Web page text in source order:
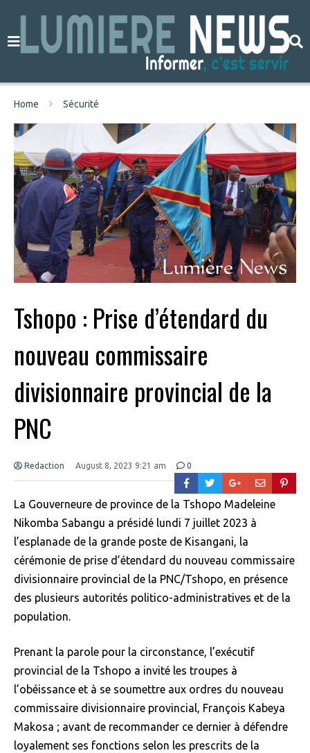
Home Sécurité
Tshopo : Prise d’étendard du
nouveau commissaire
divisionnaire provincial de la
PNC
Redaction August 8, 2023 9:21 am 0
La Gouverneure de province de la Tshopo Madeleine
Nikomba Sabangu a présidé lundi 7 juillet 2023 à
l’esplanade de la grande poste de Kisangani, la
cérémonie de prise d’étendard du nouveau commissaire
divisionnaire provincial de la PNC/Tshopo, en présence
des plusieurs autorités politico-administratives et de la
population.
Prenant la parole pour la circonstance, l’exécutif
provincial de la Tshopo a invité les troupes à
l’obéissance et à se soumettre aux ordres du nouveau
commissaire divisionnaire provincial, François Kabeya
Makosa ; avant de recommander ce dernier à défendre
loyalement ses fonctions selon les prescrits de la